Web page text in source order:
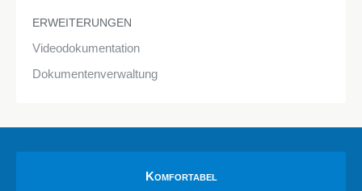
ERWEITERUNGEN
Videodokumentation
Dokumentenverwaltung
Komfortabel